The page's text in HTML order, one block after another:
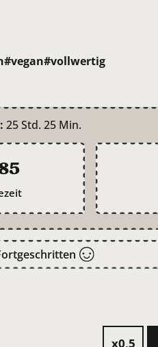
#vegan#vollwertig
25 Std. 25 Min.
x0,5